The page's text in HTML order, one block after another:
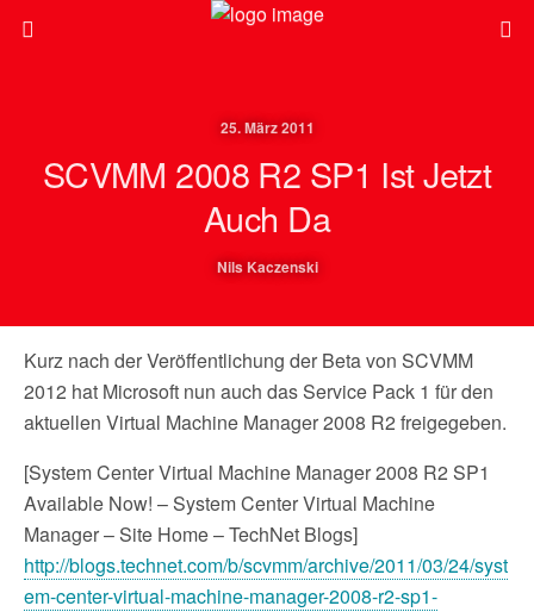
25. März 2011
SCVMM 2008 R2 SP1 Ist Jetzt
Auch Da
Nils Kaczenski
Kurz nach der Veröffentlichung der Beta von SCVMM
2012 hat Microsoft nun auch das Service Pack 1 für den
aktuellen Virtual Machine Manager 2008 R2 freigegeben.
[System Center Virtual Machine Manager 2008 R2 SP1
Available Now! – System Center Virtual Machine
Manager – Site Home – TechNet Blogs]
http://blogs.technet.com/b/scvmm/archive/2011/03/24/syst
em-center-virtual-machine-manager-2008-r2-sp1-